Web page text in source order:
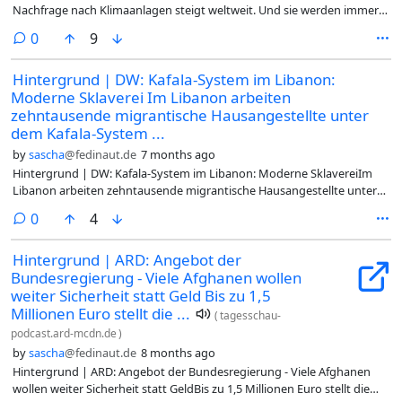
ihren Abschluss machten, während Mara immer noch mit Struktur und
Fokus kämpfte, merkte sie: "Ok, hier läuft etwas schief...
Nachfrage nach Klimaanlagen steigt weltweit. Und sie werden immer
und welche Technik dahintersteckt.Mit Klimaanlagen heizen? In Japan,
Südkorea, China, USA, Skandinavien und vielen südeuropäischen
Ländern ist das schon lange Standard. Denn Klimaanlagen können
Räume nicht nur abkühlen, sondern auch erwärmen...
(weiter)#Hintergrund #Heizen #Wärmepumpe #Klimaanlage #Strom
#CO2 #Klimaschutz #Heizung #Kühlung #DW #2025-12-26 @dach
0comments
9
Hintergrund | DW: Kafala-System im Libanon:
Moderne Sklaverei Im Libanon arbeiten
zehntausende migrantische Hausangestellte unter
dem Kafala-System ...
bysascha@fedinaut.de 7 months ago
Hintergrund | DW: Kafala-System im Libanon: Moderne SklavereiIm
Libanon arbeiten zehntausende migrantische Hausangestellte unter
Menschenrechtsorganisationen sprechen von moderner
Sklaverei.Sharon ist 21, als sie am 24. April 2024 aus Kamerun im
Libanon landet. Sie hat ein Ziel: arbeiten, Geld verdienen, ihre Familie
unterstützen. Eine Vermittlungsagentur hatte alles arrangiert. Doch in
einem Video sagt sie später nur diesen Satz, der alles zusammenzieht:
"Ich arbeitete in einer toxischen Familie." Kein Lohn, kein verlässlicher
Vertrag, kein Schutz - und immer das Gefühl, dass ihr niemand helfen
kann... (weiter)#Hintergrund #Kafala #Kafala-System #Moderne-
Sklaverei #Hausangestellte #LIbanon #DW #2025-12-26 @dach
0comments
4
Hintergrund | ARD: Angebot der
Bundesregierung - Viele Afghanen wollen
weiter Sicherheit statt Geld Bis zu 1,5
Millionen Euro stellt die ...
(tagesschau-
podcast.ard-mcdn.de)
bysascha@fedinaut.de 8 months ago
Hintergrund | ARD: Angebot der Bundesregierung - Viele Afghanen
wollen weiter Sicherheit statt GeldBis zu 1,5 Millionen Euro stellt die